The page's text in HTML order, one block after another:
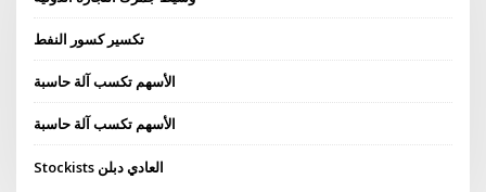
تكسير كسور النفط
الأسهم تكسب آلة حاسبة
الأسهم تكسب آلة حاسبة
Stockists العادي دبلن